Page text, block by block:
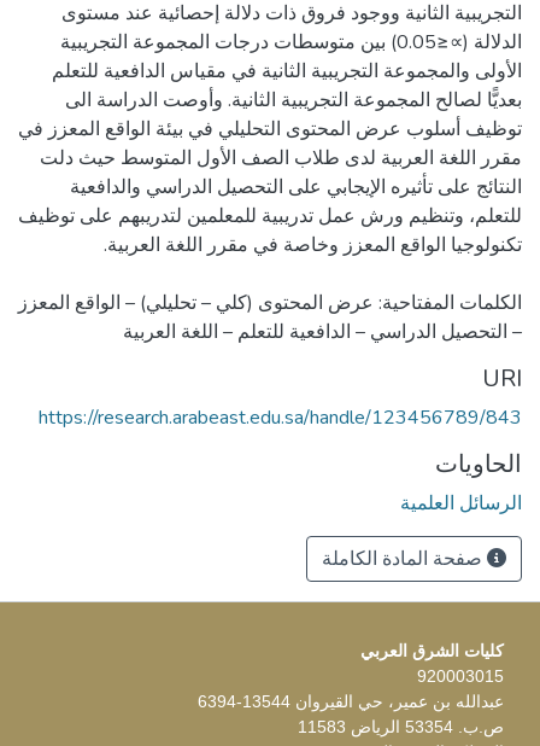
التجريبية الثانية ووجود فروق ذات دلالة إحصائية عند مستوى
الدلالة (∝≤0.05) بين متوسطات درجات المجموعة التجريبية
الأولى والمجموعة التجريبية الثانية في مقياس الدافعية للتعلم
بعديًّا لصالح المجموعة التجريبية الثانية. وأوصت الدراسة الى
توظيف أسلوب عرض المحتوى التحليلي في بيئة الواقع المعزز في
مقرر اللغة العربية لدى طلاب الصف الأول المتوسط حيث دلت
النتائج على تأثيره الإيجابي على التحصيل الدراسي والدافعية
للتعلم، وتنظيم ورش عمل تدريبية للمعلمين لتدريبهم على توظيف
الكلمات المفتاحية: عرض المحتوى (كلي – تحليلي) – الواقع المعزز
– التحصيل الدراسي – الدافعية للتعلم – اللغة العربية
URI
https://research.arabeast.edu.sa/handle/123456789/843
الحاويات
الرسائل العلمية
صفحة المادة الكاملة
كليات الشرق العربي
920003015
عبدالله بن عمير، حي القيروان 13544-6394
ص.ب. 53354 الرياض 11583